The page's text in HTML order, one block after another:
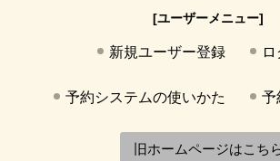
[ユーザーメニュー]
新規ユーザー登録
予約システムの使いかた 予
旧ホームページはこち